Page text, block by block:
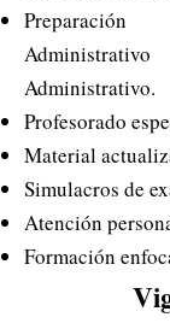
Administrativo.
Profesorado
Material
Simulacros de
Atención
Formación